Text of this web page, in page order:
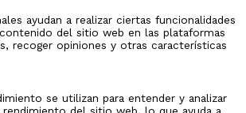
ayudan a realizar ciertas funcionalidades
del sitio web en las plataformas
recoger opiniones y otras características
se utilizan para entender y analizar